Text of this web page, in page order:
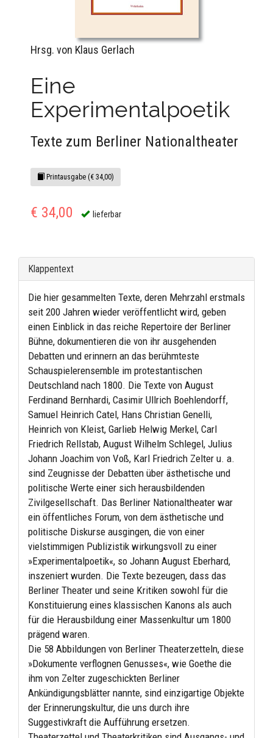
Hrsg. von Klaus Gerlach
Eine
Experimentalpoetik
Texte zum Berliner Nationaltheater
Printausgabe (€ 34,00)
€ 34,00 lieferbar
Klappentext
Die hier gesammelten Texte, deren Mehrzahl erstmals
seit 200 Jahren wieder veröffentlicht wird, geben
einen Einblick in das reiche Repertoire der Berliner
Bühne, dokumentieren die von ihr ausgehenden
Debatten und erinnern an das berühmteste
Schauspielerensemble im protestantischen
Deutschland nach 1800. Die Texte von August
Ferdinand Bernhardi, Casimir Ullrich Boehlendorff,
Samuel Heinrich Catel, Hans Christian Genelli,
Heinrich von Kleist, Garlieb Helwig Merkel, Carl
Friedrich Rellstab, August Wilhelm Schlegel, Julius
Johann Joachim von Voß, Karl Friedrich Zelter u. a.
sind Zeugnisse der Debatten über ästhetische und
politische Werte einer sich herausbildenden
Zivilgesellschaft. Das Berliner Nationaltheater war
ein öffentliches Forum, von dem ästhetische und
politische Diskurse ausgingen, die von einer
vielstimmigen Publizistik wirkungsvoll zu einer
»Experimentalpoetik«, so Johann August Eberhard,
inszeniert wurden. Die Texte bezeugen, dass das
Berliner Theater und seine Kritiken sowohl für die
Konstituierung eines klassischen Kanons als auch
für die Herausbildung einer Massenkultur um 1800
prägend waren.
Die 58 Abbildungen von Berliner Theaterzetteln, diese
»Dokumente verflognen Genusses«, wie Goethe die
ihm von Zelter zugeschickten Berliner
Ankündigungsblätter nannte, sind einzigartige Objekte
der Erinnerungskultur, die uns durch ihre
Suggestivkraft die Aufführung ersetzen.